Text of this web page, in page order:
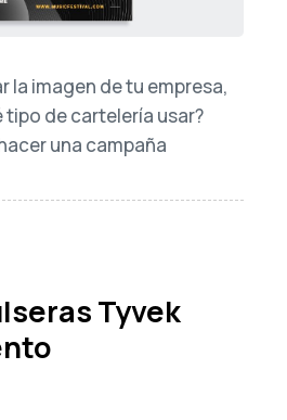
la imagen de tu empresa,
tipo de cartelería usar?
una campaña
Tyvek